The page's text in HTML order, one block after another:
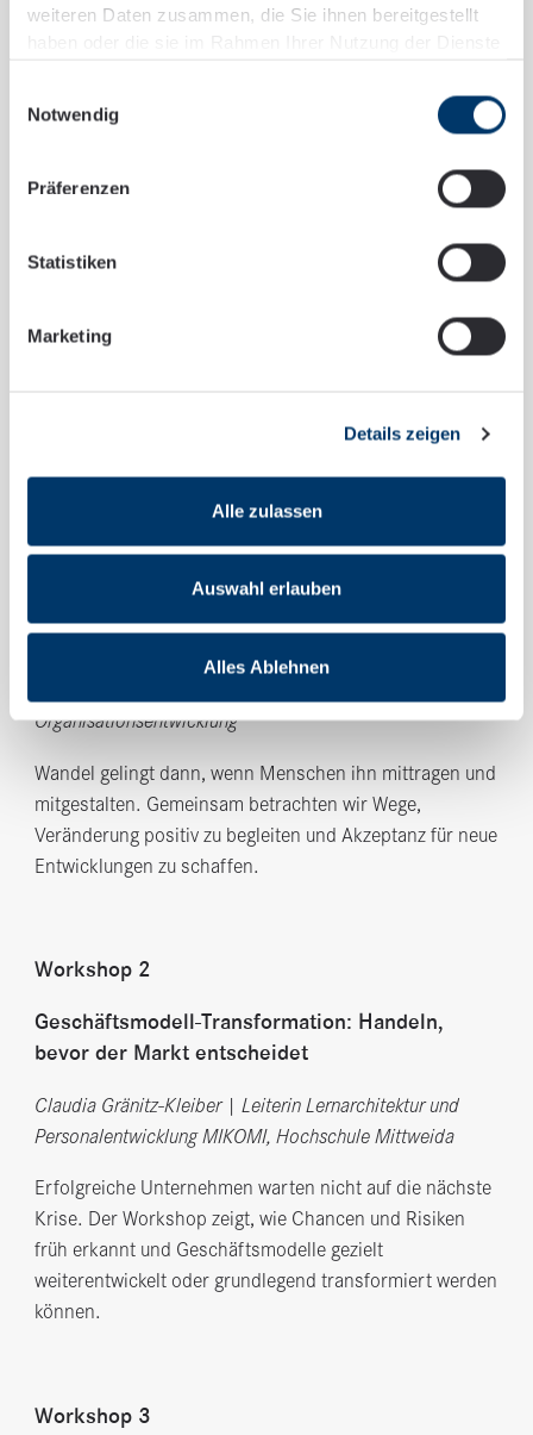
weiteren Daten zusammen, die Sie ihnen bereitgestellt
Notwendig
Präferenzen
Statistiken
Marketing
Details zeigen
Alle zulassen
Auswahl erlauben
Alles Ablehnen
COACHES
Workshops
Workshop 1
Wandel ertragen
Organisationsentwicklung
Wandel gelingt dann, wenn Menschen ihn mittragen und
mitgestalten. Gemeinsam betrachten wir Wege,
Veränderung positiv zu begleiten und Akzeptanz für neue
Entwicklungen zu schaffen.
Workshop 2
Geschäftsmodell-Transformation: Handeln,
bevor der Markt entscheidet
Claudia Gränitz-Kleiber | Leiterin Lernarchitektur und
Personalentwicklung MIKOMI, Hochschule Mittweida
Erfolgreiche Unternehmen warten nicht auf die nächste
Krise. Der Workshop zeigt, wie Chancen und Risiken
früh erkannt und Geschäftsmodelle gezielt
weiterentwickelt oder grundlegend transformiert werden
können.
Workshop 3